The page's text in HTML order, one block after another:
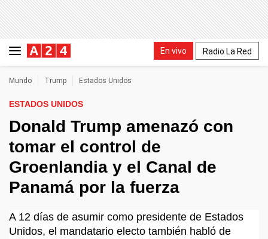
En vivo Radio La Red
Mundo Trump Estados Unidos
ESTADOS UNIDOS
Donald Trump amenazó con
tomar el control de
Groenlandia y el Canal de
Panamá por la fuerza
A 12 días de asumir como presidente de Estados
Unidos, el mandatario electo también habló de